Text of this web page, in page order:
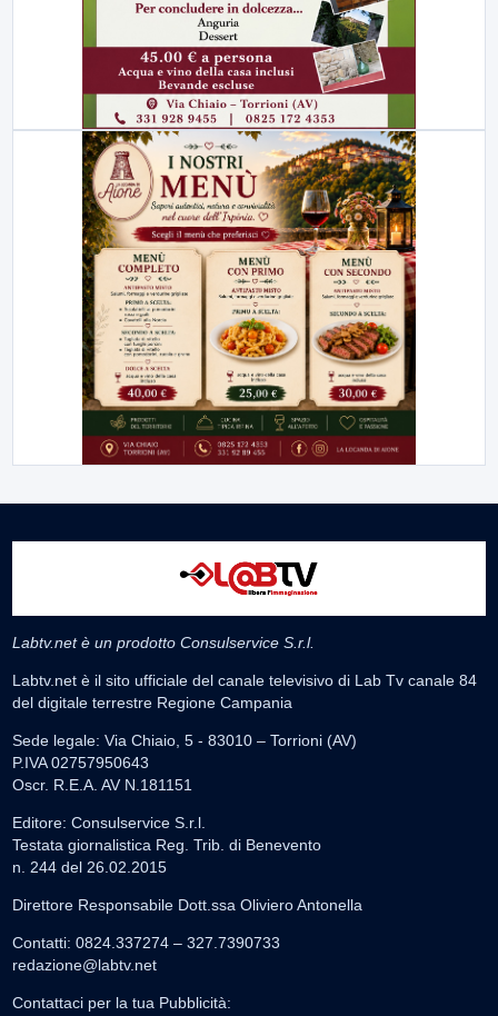
Labtv.net è un prodotto Consulservice S.r.l.
Labtv.net è il sito ufficiale del canale televisivo di Lab Tv canale 84
del digitale terrestre Regione Campania
Sede legale: Via Chiaio, 5 - 83010 – Torrioni (AV)
P.IVA 02757950643
Oscr. R.E.A. AV N.181151
Editore: Consulservice S.r.l.
Testata giornalistica Reg. Trib. di Benevento
n. 244 del 26.02.2015
Direttore Responsabile Dott.ssa Oliviero Antonella
Contatti: 0824.337274 – 327.7390733
redazione@labtv.net
Contattaci per la tua Pubblicità: